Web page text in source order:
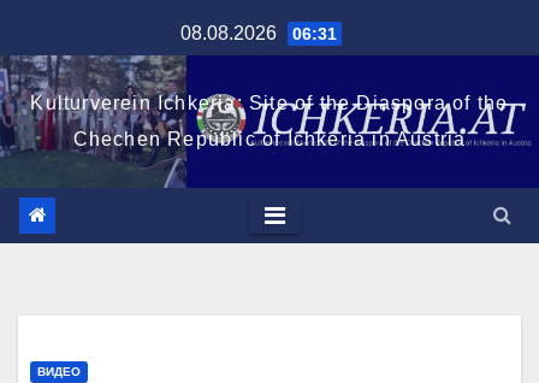
к
содержимому
08.08.2026 06:31
Kulturverein Ichkeria: Site of the Diaspora of the
Chechen Republic of Ichkeria in Austria
ВИДЕО